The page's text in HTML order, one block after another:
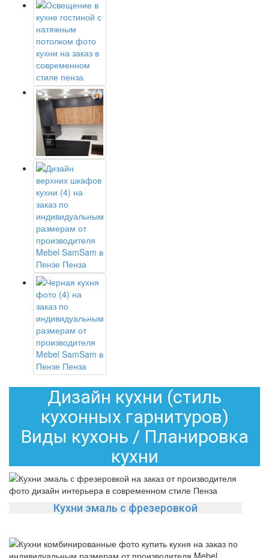
Дизайн кухни (стиль
кухонных гарнитуров)
Виды кухонь / Планировка
кухни
Кухни эмаль с фрезеровкой